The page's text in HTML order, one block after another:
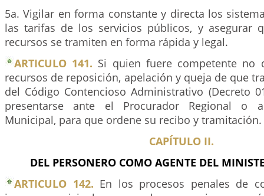
5a. Vigilar en forma constante y directa los
las tarifas de los servicios públicos, y asegurar
recursos se tramiten en forma rápida y legal.
ARTICULO 141. Si quien fuere competente no
recursos de reposición, apelación y queja de que
del Código Contencioso Administrativo (Decreto
presentarse ante el Procurador Regional o
Municipal, para que ordene su recibo y tramitación.
CAPÍTULO II.
DEL PERSONERO COMO AGENTE DEL
ARTICULO 142. En los procesos penales de